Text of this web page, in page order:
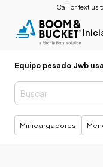
Call or text us
Equipo pesado Jwb
Búsquedas
Minicargadores